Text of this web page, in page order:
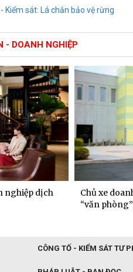
Kiểm sát: Lá chắn bảo vệ rừng
- DOANH NGHIỆP
nghiệp dịch
Chủ xe
“văn
CÔNG TỐ - KIỂM SÁT TƯ